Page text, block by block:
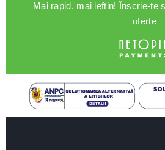
Mai rapid, mai ieftin! Înscrie-te
oferte